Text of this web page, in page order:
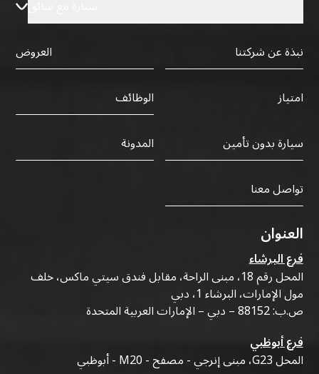
نبذة عن شركتنا
العروض
امتياز
الوظائف
سيارة بدون تأمين
المدونة
تواصل معنا
العنوان
فرع البرشاء
المحل رقم 18، مبنى الراحة، مقابل فندق سيتي ماكس، خلف
مول الإمارات، البرشاء 1، دبي
ص.ب: 88152 – دبي – الإمارات العربية المتحدة
فرع أبوظبي
المحل G23، مبنى إنرجي - مصفح - M20 - أبوظبي